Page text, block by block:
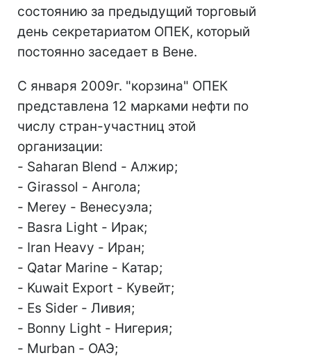
состоянию за предыдущий торговый
день секретариатом ОПЕК, который
постоянно заседает в Вене.
С января 2009г. "корзина" ОПЕК
представлена 12 марками нефти по
числу стран-участниц этой
организации:
- Saharan Blend - Алжир;
- Girassol - Ангола;
- Merey - Венесуэла;
- Basra Light - Ирак;
- Iran Heavy - Иран;
- Qatar Marine - Катар;
- Kuwait Export - Кувейт;
- Es Sider - Ливия;
- Bonny Light - Нигерия;
- Murban - ОАЭ;